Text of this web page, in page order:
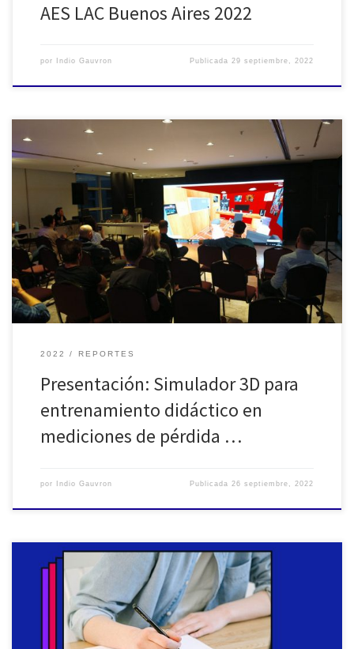
AES LAC Buenos Aires 2022
por Indio Gauvron Publicada 29 septiembre, 2022
En la tercera jornada de la Conferencia Latinoamericana de Audio
AES LAC Buenos Aires 2022 el profesor Indio Gauvron junto a la
Sección Estudiantil AES-TAMABA, representada por el estudiante
Nahuel Orellana, realizaron la presentación de este proyecto de
investigación y desarrollo en el cual estuvieron trabajando durante
todo este año. […]
2022 REPORTES
Presentación: Simulador 3D para
entrenamiento didáctico en
mediciones de pérdida …
por Indio Gauvron Publicada26 septiembre, 2022
21 septiembre 9:30 a 10:00 Lombrera Esteban, Viskovic, M.,
Cerviño, J., Vergara, R Percepción auditiva de distancia: influencia
de estímulos virtuales y reales, con y sin HRTF individualizadas En